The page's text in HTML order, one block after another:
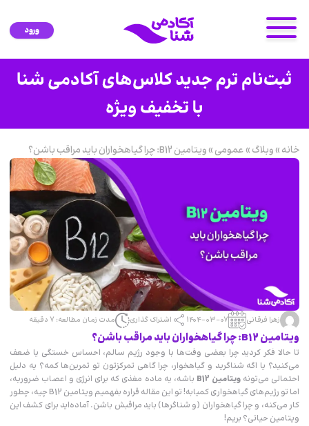
ورود
خانه»وبلاگ»عمومی»ویتامین B12: چرا گیاهخواران باید مراقب باشن؟
زهرا فرقانی 1404-03-07 اشتراک گذاری مدت زمان مطالعه: 7 دقیقه
ویتامین B12: چرا گیاهخواران باید مراقب باشن؟
تا حالا فکر کردید چرا بعضی وقت‌ها با وجود رژیم سالم، احساس خستگی یا ضعف
می‌کنید؟ یا اگه شناگرید و گیاهخوار، چرا گاهی تمرکزتون تو تمرین‌ها کمه؟ یه دلیل
احتمالی می‌تونهویتامین B12
باشه، یه ماده مغذی که برای انرژی و اعصاب ضروریه،
اما تو رژیم‌های گیاهخواری کمیابه! تو این مقاله قراره بفهمیم ویتامین B12 چیه، چطور
کار می‌کنه، و چرا گیاهخواران (و شناگرها) باید مراقبش باشن. آماده‌اید برای کشف این
ویتامین حیاتی؟ بریم!